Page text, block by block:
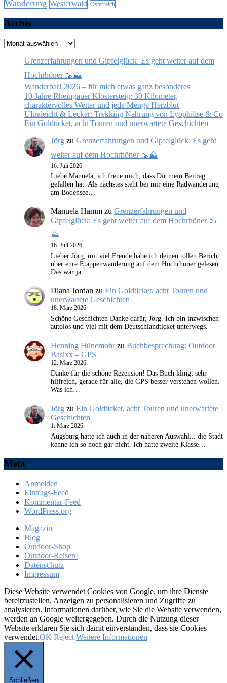
Wanderung Westerwald Österreich
Archiv
Archiv
Grenzerfahrungen und Gipfelglück: Es geht weiter auf dem
Hochrhöner 🥾⛰️
Wanderbar! 2026 – für mich etwas ganz besonderes
10 Jahre Rheingauer Klostersteig: 30 Kilometer,
charaktervolles Wetter und jede Menge Herzblut
Ultraleicht & Lecker: Trekking Nahrung von Lyophilise & Co
Ein Goldticket, acht Touren und unerwartete Geschichten
Jörg zu Grenzerfahrungen und Gipfelglück: Es geht
weiter auf dem Hochrhöner 🥾⛰️
16. Juli 2026
Liebe Manuela, ich freue mich, dass Dir mein Beitrag
gefallen hat. Als nächstes steht bei mir eine Radwanderung
am Bodensee…
Manuela Hamm zu Grenzerfahrungen und
Gipfelglück: Es geht weiter auf dem Hochrhöner 🥾
⛰️
16. Juli 2026
Lieber Jörg, mit viel Freude habe ich deinen tollen Bericht
über eure Etappenwanderung auf dem Hochrhöner gelesen.
Das war ja…
Diana Jordan zu Ein Goldticket, acht Touren und
unerwartete Geschichten
18. März 2026
Schöne Geschichten Danke dafür, Jörg. Ich bin inzwischen
autolos und viel mit dem Deutschlandticket unterwegs.
Henning Hünemohrzu Buchbesprechung: Outdoor
Basixx – GPS
12. März 2026
Danke für die schöne Rezension! Das Buch klingt sehr
hilfreich, gerade für alle, die GPS besser verstehen wollen.
Was ich…
Jörg zu Ein Goldticket, acht Touren und unerwartete
Geschichten
1. März 2026
Augsburg hatte ich auch in der näheren Auswahl... die Stadt
kenne ich so noch gar nicht. Ich hatte zweite Klasse…
Meta
Anmelden
Eintrags-Feed
Kommentar-Feed
WordPress.org
Magazin
Blog
Outdoor-Shop
Outdoor-Reisen!
Datenschutz
Impressum
Diese Website verwendet Cookies von Google, um ihre Dienste
bereitzustellen, Anzeigen zu personalisieren und Zugriffe zu
analysieren. Informationen darüber, wie Sie die Website verwenden,
werden an Google weitergegeben. Durch die Nutzung dieser
Website erklären Sie sich damit einverstanden, dass sie Cookies
verwendet.OK Reject Weitere Informationen
Schließen